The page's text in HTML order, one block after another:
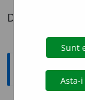
Definiția cu ID-
Sinonime